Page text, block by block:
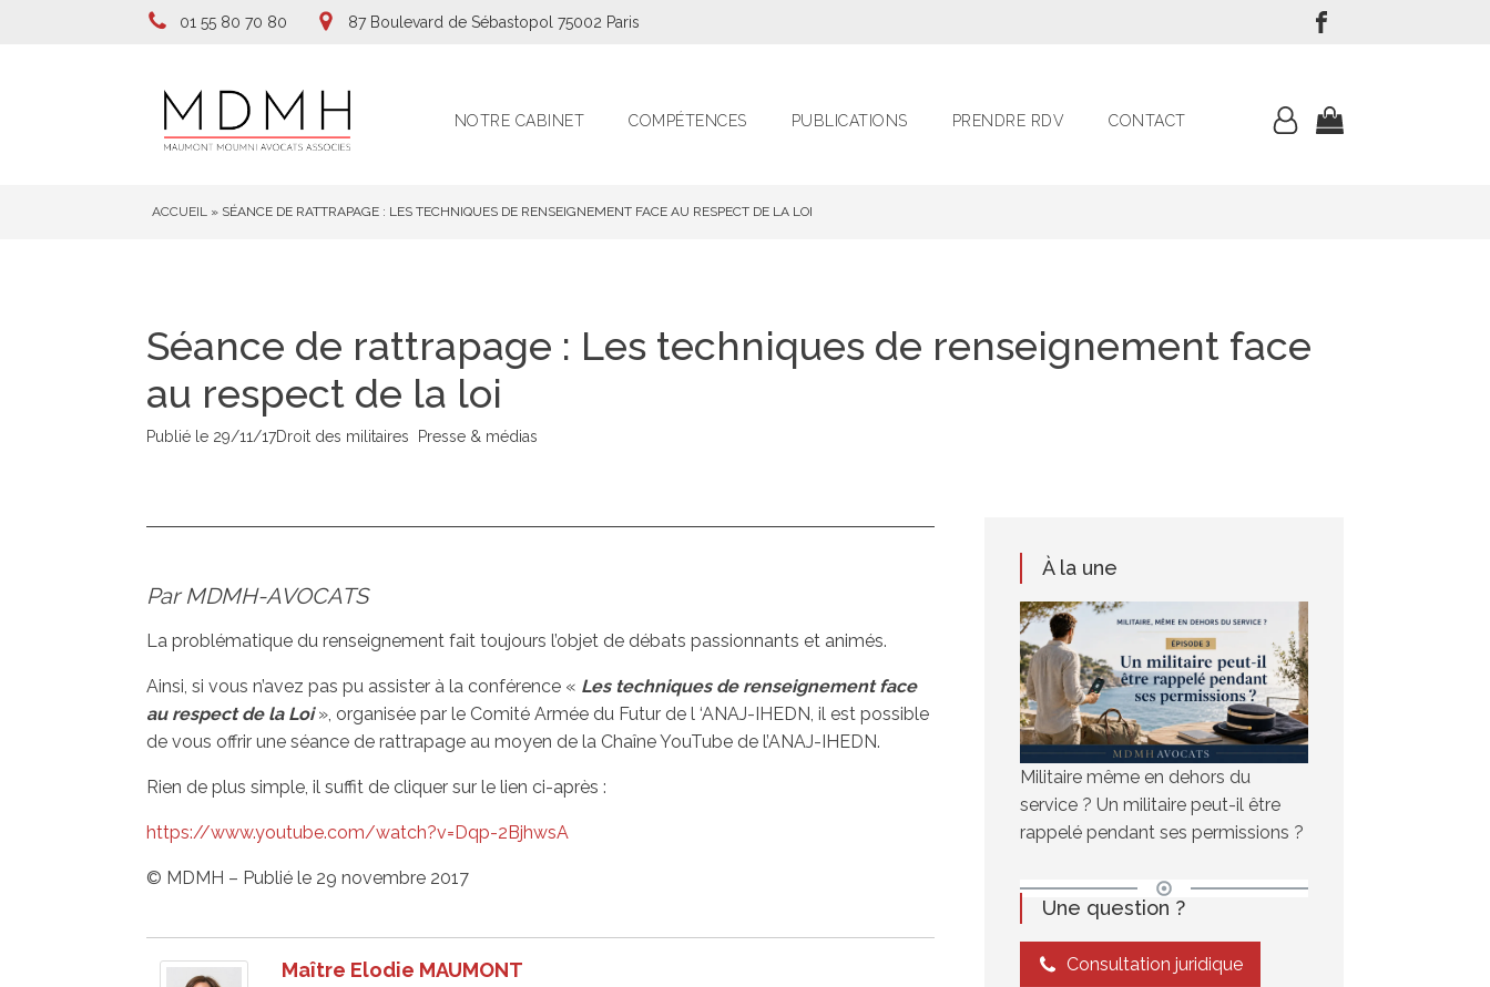
01 55 80 70 80 87 Boulevard de Sébastopol 75002 Paris
NOTRE CABINET COMPÉTENCES PUBLICATIONS PRENDRE RDV CONTACT
ACCUEIL » SÉANCE DE RATTRAPAGE : LES TECHNIQUES DE RENSEIGNEMENT FACE AU RESPECT DE LA LOI
Séance de rattrapage : Les techniques de renseignement face
au respect de la loi
Publié le 29/11/17Droit des militaires Presse & médias
Par MDMH-AVOCATS
La problématique du renseignement fait toujours l’objet de débats passionnants et animés.
Ainsi, si vous n’avez pas pu assister à la conférence « Les techniques de renseignement face
au respect de la Loi», organisée par le Comité Armée du Futur de l ‘ANAJ-IHEDN, il est possible
de vous offrir une séance de rattrapage au moyen de la Chaîne YouTube de l’ANAJ-IHEDN.
Rien de plus simple, il suffit de cliquer sur le lien ci-après :
https://www.youtube.com/watch?v=Dqp-2BjhwsA
© MDMH – Publié le 29 novembre 2017
Maître Elodie MAUMONT
À la une
Militaire même en dehors du
service ? Un militaire peut-il être
rappelé pendant ses permissions ?
Une question ?
Consultation juridique